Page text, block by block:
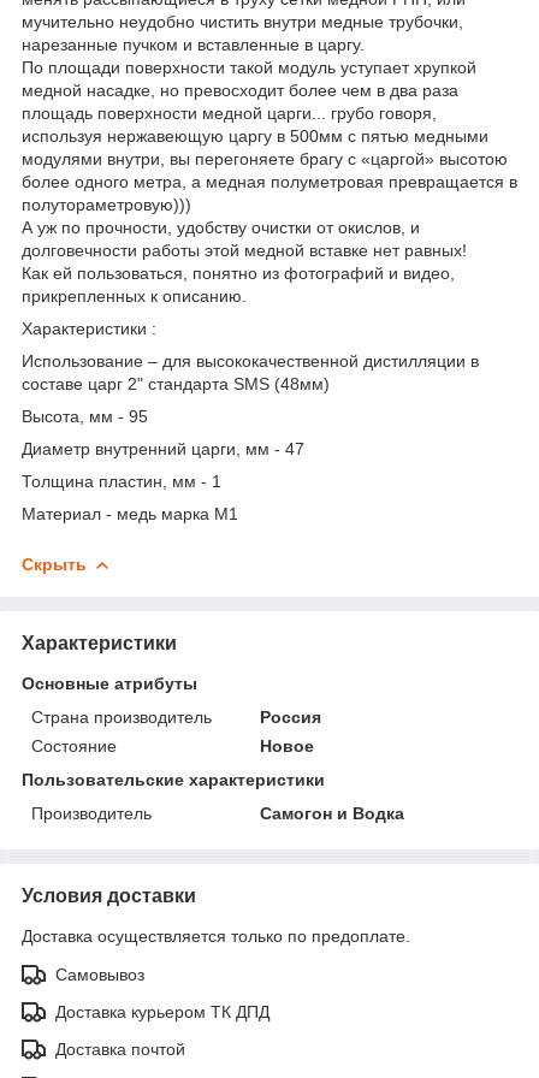
мучительно неудобно чистить внутри медные трубочки,
нарезанные пучком и вставленные в царгу.
По площади поверхности такой модуль уступает хрупкой
медной насадке, но превосходит более чем в два раза
площадь поверхности медной царги... грубо говоря,
используя нержавеющую царгу в 500мм с пятью медными
модулями внутри, вы перегоняете брагу с «царгой» высотою
более одного метра, а медная полуметровая превращается в
полутораметровую)))
А уж по прочности, удобству очистки от окислов, и
долговечности работы этой медной вставке нет равных!
Как ей пользоваться, понятно из фотографий и видео,
прикрепленных к описанию.
Характеристики :
Использование – для высококачественной дистилляции в
составе царг 2" стандарта SMS (48мм)
Высота, мм - 95
Диаметр внутренний царги, мм - 47
Толщина пластин, мм - 1
Материал - медь марка М1
Скрыть
Характеристики
Основные атрибуты
Страна производитель
Россия
Состояние
Новое
Пользовательские характеристики
Производитель
Самогон и Водка
Условия доставки
Доставка осуществляется только по предоплате.
Самовывоз
Доставка курьером ТК ДПД
Доставка почтой